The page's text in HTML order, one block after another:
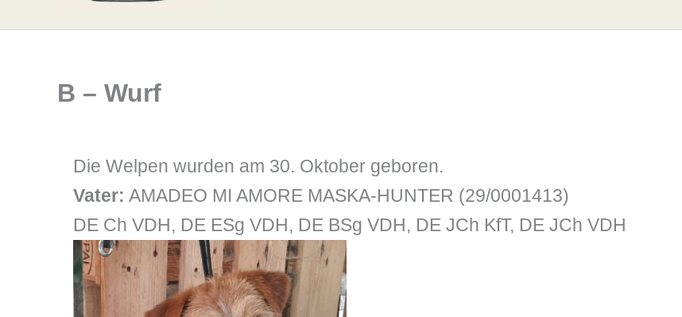
B – Wurf
Die Welpen wurden am 30. Oktober geboren.
Vater: AMADEO MI AMORE MASKA-HUNTER (29/0001413)
DE Ch VDH, DE ESg VDH, DE BSg VDH, DE JCh KfT, DE JCh VDH